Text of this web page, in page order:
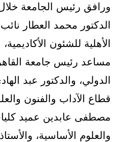
ورافق رئيس الجامعة
الدكتور محمد العطار
الأهلية للشئون
مساعد رئيس جامعة
الدولي، والدكتور عبد
قطاع الآداب والفنون
مصطفى عابدين عميد
والعلوم الأساسية،